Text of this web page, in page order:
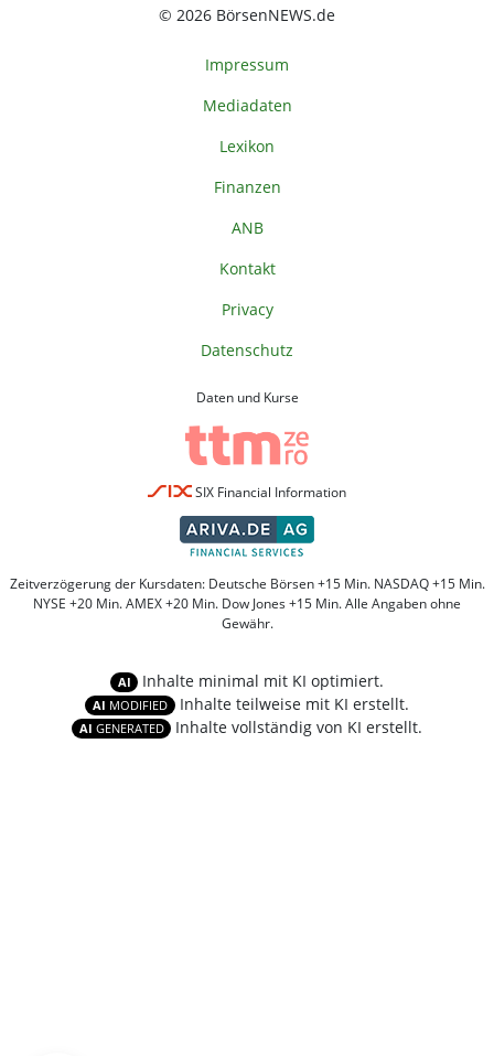
© 2026 BörsenNEWS.de
Impressum
Mediadaten
Lexikon
Finanzen
ANB
Kontakt
Privacy
Datenschutz
Daten und Kurse
SIX Financial Information
Zeitverzögerung der Kursdaten: Deutsche Börsen +15 Min. NASDAQ +15 Min.
NYSE +20 Min. AMEX +20 Min. Dow Jones +15 Min. Alle Angaben ohne
Gewähr.
AI Inhalte minimal mit KI optimiert.
AI MODIFIED Inhalte teilweise mit KI erstellt.
AI GENERATED Inhalte vollständig von KI erstellt.